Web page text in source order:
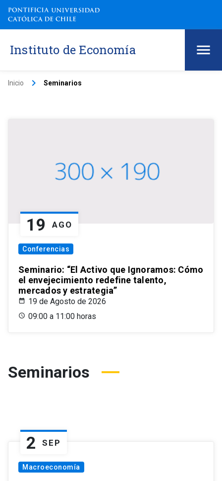
Instituto de Economía
Inicio keyboard_arrow_right Seminarios
19 AGO
Conferencias
Seminario: “El Activo que Ignoramos: Cómo
el envejecimiento redefine talento,
mercados y estrategia”
19 de Agosto de 2026
09:00 a 11:00 horas
Seminarios
2 SEP
Macroeconomía